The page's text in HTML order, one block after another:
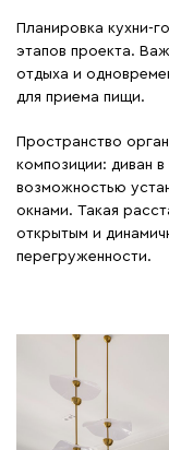
Планировка кухни-
этапов проекта.
отдыха и
для приема пищи.
Пространство
композиции: диван
возможностью
окнами. Такая
открытым и
перегруженности.